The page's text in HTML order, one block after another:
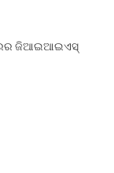
ଜିଆଇଆଇଏସ୍